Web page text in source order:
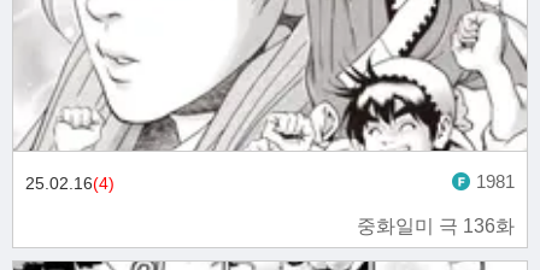
중화일미 극 136화
25.02.16(4) 1981